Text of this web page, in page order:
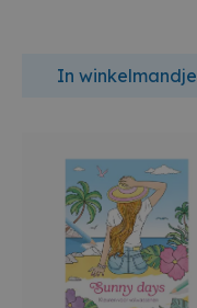
In winkelmandje